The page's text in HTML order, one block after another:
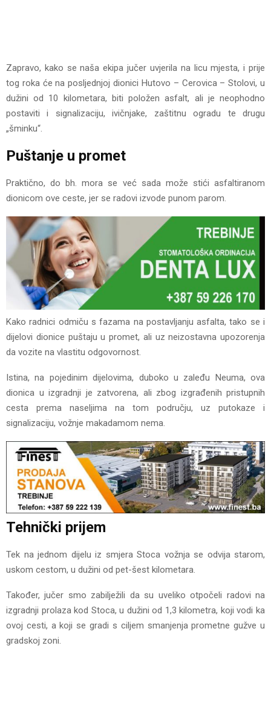
Zapravo, kako se naša ekipa jučer uvjerila na licu mjesta, i prije
tog roka će na posljednjoj dionici Hutovo – Cerovica – Stolovi, u
dužini od 10 kilometara, biti položen asfalt, ali je neophodno
postaviti i signalizaciju, ivičnjake, zaštitnu ogradu te drugu
„šminku“.
Puštanje u promet
Praktično, do bh. mora se već sada može stići asfaltiranom
dionicom ove ceste, jer se radovi izvode punom parom.
Kako radnici odmiču s fazama na postavljanju asfalta, tako se i
dijelovi dionice puštaju u promet, ali uz neizostavna upozorenja
da vozite na vlastitu odgovornost.
Istina, na pojedinim dijelovima, duboko u zaleđu Neuma, ova
dionica u izgradnji je zatvorena, ali zbog izgrađenih pristupnih
cesta prema naseljima na tom području, uz putokaze i
signalizaciju, vožnje makadamom nema.
Tehnički prijem
Tek na jednom dijelu iz smjera Stoca vožnja se odvija starom,
uskom cestom, u dužini od pet-šest kilometara.
Također, jučer smo zabilježili da su uveliko otpočeli radovi na
izgradnji prolaza kod Stoca, u dužini od 1,3 kilometra, koji vodi ka
ovoj cesti, a koji se gradi s ciljem smanjenja prometne gužve u
gradskoj zoni.